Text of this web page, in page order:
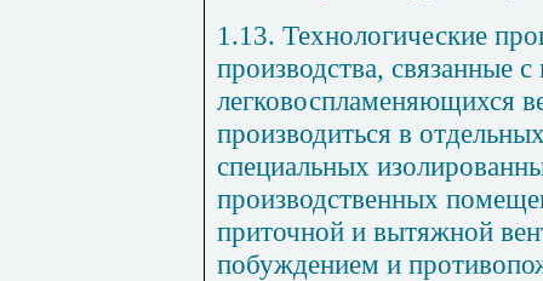
1.13. Технологические
производства, связанные
легковоспламеняющихся
производиться в
специальных
производственных
приточной и вытяжной
побуждением и